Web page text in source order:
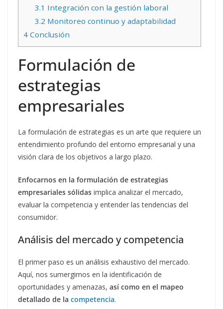
3.1 Integración con la gestión laboral
3.2 Monitoreo continuo y adaptabilidad
4 Conclusión
Formulación de
estrategias
empresariales
La formulación de estrategias es un arte que requiere un
entendimiento profundo del entorno empresarial y una
visión clara de los objetivos a largo plazo.
Enfocarnos en la formulación de estrategias
empresariales sólidas implica analizar el mercado,
evaluar la competencia y entender las tendencias del
consumidor.
Análisis del mercado y competencia
El primer paso es un análisis exhaustivo del mercado.
Aquí, nos sumergimos en la identificación de
oportunidades y amenazas, así como en el mapeo
detallado de la competencia.